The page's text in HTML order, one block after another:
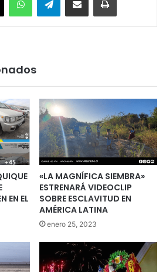
EN EL
«LA MAGNÍFICA SIEMBRA»
ESTRENARÁ VIDEOCLIP
SOBRE ESCLAVITUD EN
AMÉRICA LATINA
enero 25, 2023